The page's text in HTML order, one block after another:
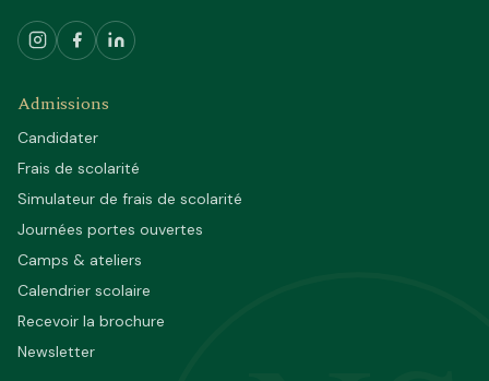
Admissions
Candidater
Frais de scolarité
Simulateur de frais de scolarité
Journées portes ouvertes
Camps & ateliers
Calendrier scolaire
Recevoir la brochure
Newsletter